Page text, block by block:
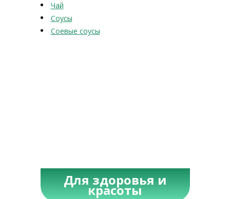
Чай
Соусы
Соевые соусы
Для здоровья и
красоты